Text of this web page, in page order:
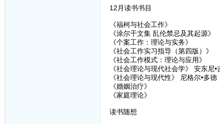
12月读书书目
《福柯与社会工作》
《涂尔干文集 乱伦禁忌及其起源》
《个案工作：理论与实务》
《社会工作实习指导（第四版）》
《社会工作模式：理论与应用》
《社会理论与现代社会学》 安东尼•
《社会理论与现代性》 尼格尔•多德
《婚姻治疗》
《家庭理论》
读书随想